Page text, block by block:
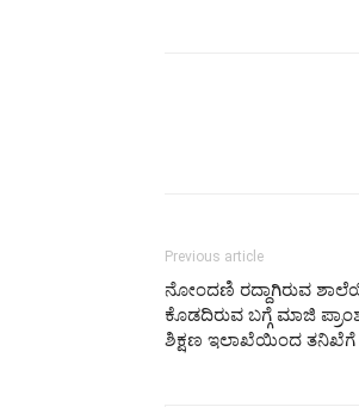
Previous article
ನೋಂದಣಿ ರದ್ದಾಗಿರುವ
ಕೊಡದಿರುವ ಬಗ್ಗೆ ಮಾಜಿ
ಶಿಕ್ಷಣ ಇಲಾಖೆಯಿಂದ ತನಿಖೆಗೆ